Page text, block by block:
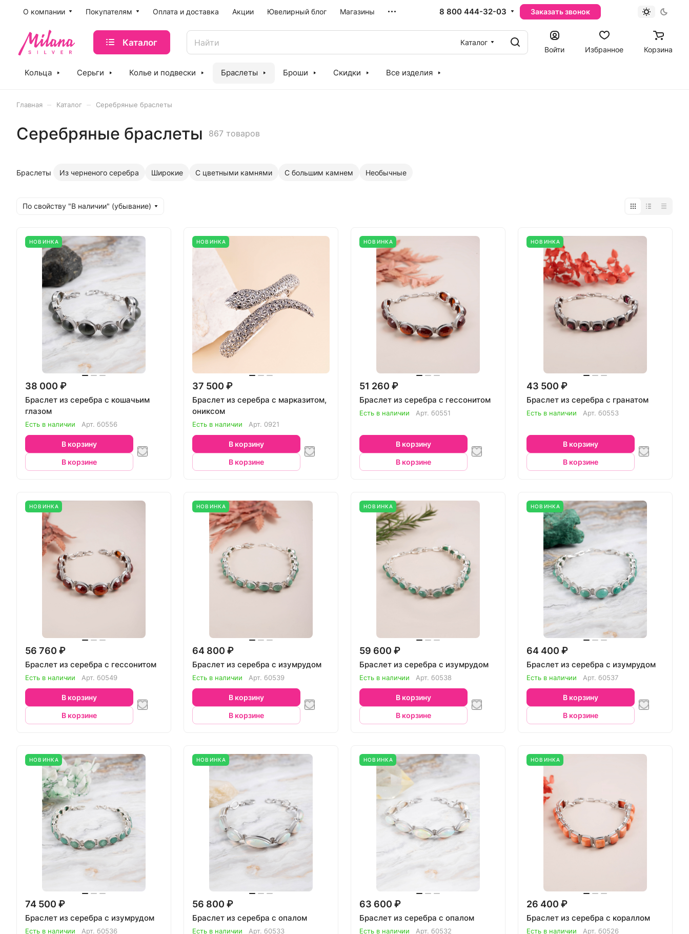
O компании Покупателям Оплата и доставка Акции Ювелирный блог Магазины 8 800 444-32-03 Заказать звонок
Каталог
Каталог
Войти
Избранное Корзина
Кольца Серьги Колье и подвески Браслеты Броши Скидки Все изделия
Главная Каталог Серебряные браслеты
Серебряные браслеты 867 товаров
Браслеты Из черненого серебра Широкие С цветными камнями С большим камнем Необычные
По свойству "В наличии" (убывание)
НОВИНКА
38 000 ₽
Браслет из серебра с кошачьим
глазом
Есть в наличии Арт. б0556
В корзину
В корзине
НОВИНКА
37 500 ₽
Браслет из серебра с марказитом,
ониксом
Есть в наличии Арт. 0921
В корзину
В корзине
НОВИНКА
51 260 ₽
Браслет из серебра с гессонитом
Есть в наличии Арт. б0551
В корзину
В корзине
НОВИНКА
43 500 ₽
Браслет из серебра с гранатом
Есть в наличии Арт. б0553
В корзину
В корзине
НОВИНКА
56 760 ₽
Браслет из серебра с гессонитом
Есть в наличии Арт. б0549
В корзину
В корзине
НОВИНКА
64 800 ₽
Браслет из серебра с изумрудом
Есть в наличии Арт. б0539
В корзину
В корзине
НОВИНКА
59 600 ₽
Браслет из серебра с изумрудом
Есть в наличии Арт. б0538
В корзину
В корзине
НОВИНКА
64 400 ₽
Браслет из серебра с изумрудом
Есть в наличии Арт. б0537
В корзину
В корзине
НОВИНКА
74 500 ₽
Браслет из серебра с изумрудом
Есть в наличии Арт. б0536
НОВИНКА
56 800 ₽
Браслет из серебра с опалом
Есть в наличии Арт. б0533
НОВИНКА
63 600 ₽
Браслет из серебра с опалом
Есть в наличии Арт. б0532
НОВИНКА
26 400 ₽
Браслет из серебра с кораллом
Есть в наличии Арт. б0526